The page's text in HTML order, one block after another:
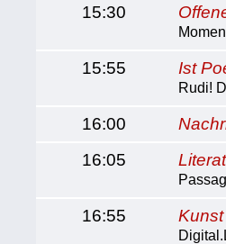
15:30
15:55 Ist
Rudi!
16:00
16:05
16:55